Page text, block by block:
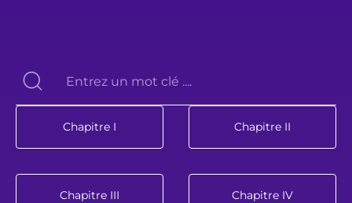
Chapitre I Chapitre II
Chapitre III Chapitre IV